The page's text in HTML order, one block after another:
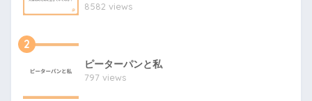
8582 views
2
ピーターパンと私
797 views